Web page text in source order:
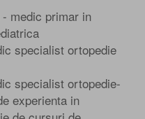
- medic primar in
specialist ortopedie
specialist ortopedie-
experienta in